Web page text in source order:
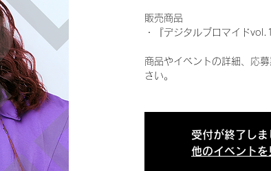
販売商品
・『デジタルブロマイド
商品やイベントの詳細、応
さい。
受付が終了しま
他のイベントを